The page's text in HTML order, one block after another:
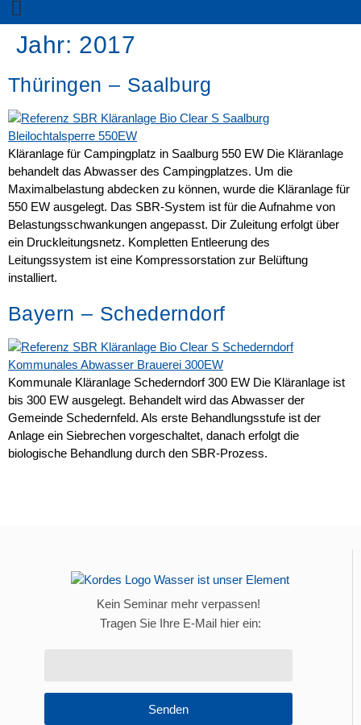
Jahr: 2017
Thüringen – Saalburg
Kläranlage für Campingplatz in Saalburg 550 EW Die Kläranlage
behandelt das Abwasser des Campingplatzes. Um die
Maximalbelastung abdecken zu können, wurde die Kläranlage für
550 EW ausgelegt. Das SBR-System ist für die Aufnahme von
Belastungsschwankungen angepasst. Dir Zuleitung erfolgt über
ein Druckleitungsnetz. Kompletten Entleerung des
Leitungssystem ist eine Kompressorstation zur Belüftung
installiert.
Bayern – Schederndorf
Kommunale Kläranlage Schederndorf 300 EW Die Kläranlage ist
bis 300 EW ausgelegt. Behandelt wird das Abwasser der
Gemeinde Schedernfeld. Als erste Behandlungsstufe ist der
Anlage ein Siebrechen vorgeschaltet, danach erfolgt die
biologische Behandlung durch den SBR-Prozess.
Kein Seminar mehr verpassen!
Tragen Sie Ihre E-Mail hier ein:
Senden